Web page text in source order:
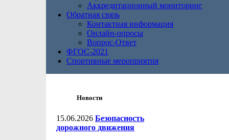
Аккредитационный мониторинг
Обратная связь
Контактная информация
Онлайн-опросы
Вопрос-Ответ
ФГОС-2021
Спортивные мероприятия
Новости
15.06.2026 Безопасность
дорожного движения